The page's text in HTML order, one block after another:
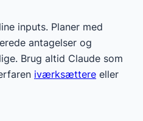
inputs. Planer med
antagelser og
Brug altid Claude som
iværksættere eller